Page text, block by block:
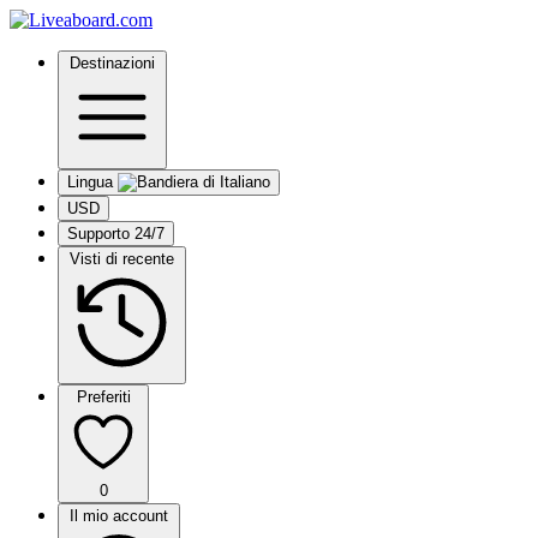
Destinazioni
Lingua
USD
Supporto 24/7
Visti di recente
Preferiti
0
Il mio account